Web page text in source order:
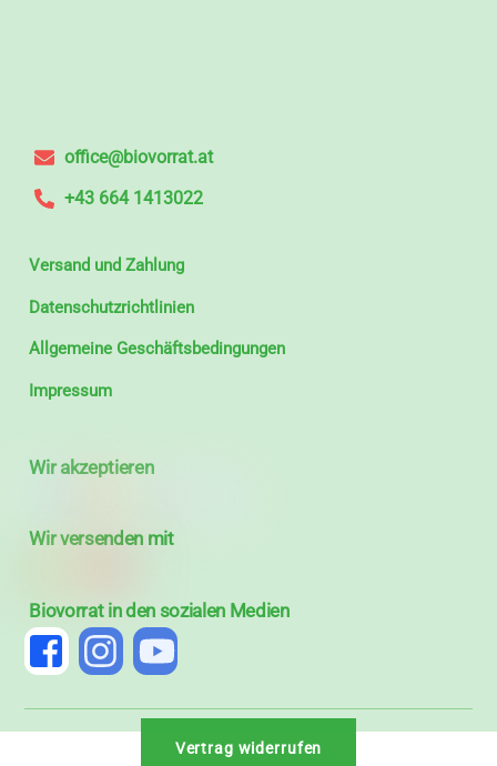
office@biovorrat.at
+43 664 1413022
Versand und Zahlung
Datenschutzrichtlinien
Allgemeine Geschäftsbedingungen
Impressum
Wir akzeptieren
Wir versenden mit
Biovorrat in den sozialen Medien
Vertrag widerrufen